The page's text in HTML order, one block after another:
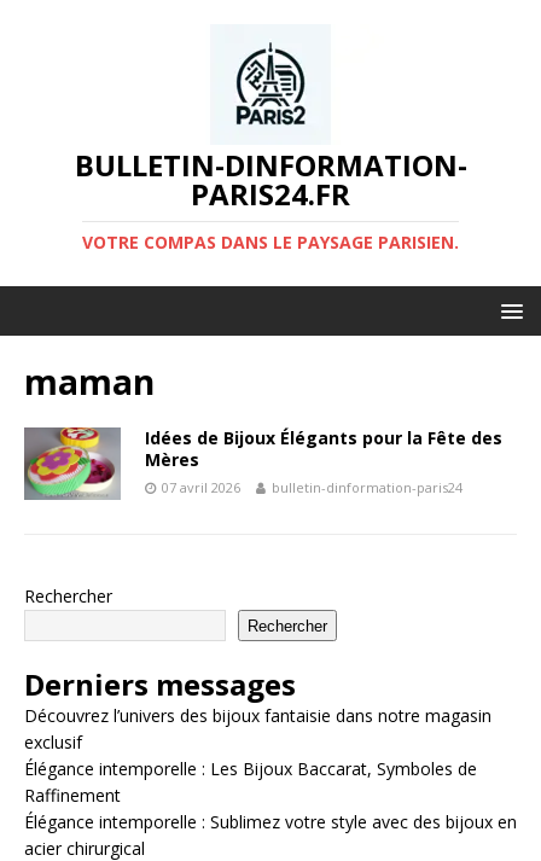
BULLETIN-DINFORMATION-
PARIS24.FR
VOTRE COMPAS DANS LE PAYSAGE PARISIEN.
maman
Idées de Bijoux Élégants pour la Fête des
Mères
07 avril 2026 bulletin-dinformation-paris24
Rechercher
Rechercher
Derniers messages
Découvrez l’univers des bijoux fantaisie dans notre magasin
exclusif
Élégance intemporelle : Les Bijoux Baccarat, Symboles de
Raffinement
Élégance intemporelle : Sublimez votre style avec des bijoux en
acier chirurgical